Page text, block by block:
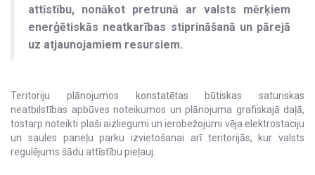
attīstību, nonākot pretrunā ar valsts mērķiem
enerģētiskās neatkarības stiprināšanā un pārejā
uz atjaunojamiem resursiem.
Teritoriju plānojumos konstatētas būtiskas saturiskas
neatbilstības apbūves noteikumos un plānojuma grafiskajā daļā,
tostarp noteikti plaši aizliegumi un ierobežojumi vēja elektrostaciju
un saules paneļu parku izvietošanai arī teritorijās, kur valsts
regulējums šādu attīstību pieļauj.